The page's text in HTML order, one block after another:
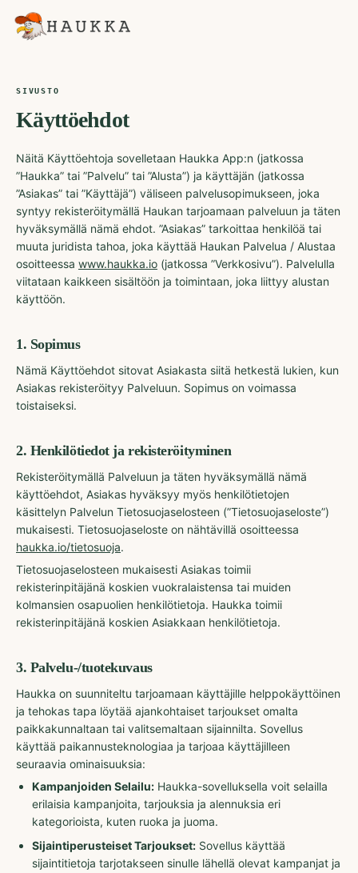
SIVUSTO
Käyttöehdot
Näitä Käyttöehtoja sovelletaan Haukka App:n (jatkossa
”Haukka” tai ”Palvelu” tai ”Alusta”) ja käyttäjän (jatkossa
”Asiakas” tai ”Käyttäjä”) väliseen palvelusopimukseen, joka
syntyy rekisteröitymällä Haukan tarjoamaan palveluun ja täten
hyväksymällä nämä ehdot. ”Asiakas” tarkoittaa henkilöä tai
muuta juridista tahoa, joka käyttää Haukan Palvelua / Alustaa
osoitteessa www.haukka.io (jatkossa ”Verkkosivu”). Palvelulla
viitataan kaikkeen sisältöön ja toimintaan, joka liittyy alustan
käyttöön.
1. Sopimus
Nämä Käyttöehdot sitovat Asiakasta siitä hetkestä lukien, kun
Asiakas rekisteröityy Palveluun. Sopimus on voimassa
toistaiseksi.
2. Henkilötiedot ja rekisteröityminen
Rekisteröitymällä Palveluun ja täten hyväksymällä nämä
käyttöehdot, Asiakas hyväksyy myös henkilötietojen
käsittelyn Palvelun Tietosuojaselosteen (”Tietosuojaseloste”)
mukaisesti. Tietosuojaseloste on nähtävillä osoitteessa
haukka.io/tietosuoja.
Tietosuojaselosteen mukaisesti Asiakas toimii
rekisterinpitäjänä koskien vuokralaistensa tai muiden
kolmansien osapuolien henkilötietoja. Haukka toimii
rekisterinpitäjänä koskien Asiakkaan henkilötietoja.
3. Palvelu-/tuotekuvaus
Haukka on suunniteltu tarjoamaan käyttäjille helppokäyttöinen
ja tehokas tapa löytää ajankohtaiset tarjoukset omalta
paikkakunnaltaan tai valitsemaltaan sijainnilta. Sovellus
käyttää paikannusteknologiaa ja tarjoaa käyttäjilleen
seuraavia ominaisuuksia:
Kampanjoiden Selailu: Haukka-sovelluksella voit selailla
erilaisia kampanjoita, tarjouksia ja alennuksia eri
kategorioista, kuten ruoka ja juoma.
Sijaintiperusteiset Tarjoukset: Sovellus käyttää
sijaintitietoja tarjotakseen sinulle lähellä olevat kampanjat ja